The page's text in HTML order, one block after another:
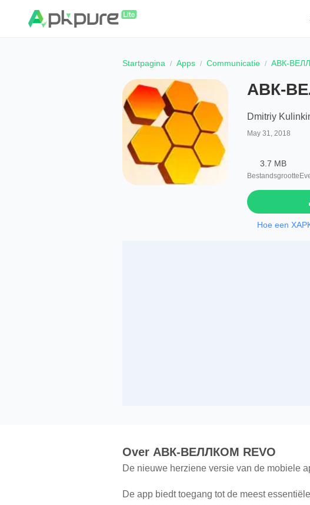
Startpagina Apps Communicatie АВК-
АВК-
Dmitriy
May 31, 2018
3.7 MB
Bestandsgrootte
Hoe een
Over АВК-ВЕЛЛКОМ REVO
De nieuwe herziene versie van de mobiele
De app biedt toegang tot de meest